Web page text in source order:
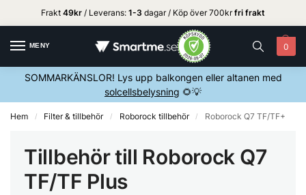
Frakt 49kr / Leverans: 1-3 dagar / Köp över 700krfri frakt
MENY 0
SOMMARKÄNSLOR! Lys upp balkongen eller altanen med
solcellsbelysning 🌻💡
Hem / Filter & tillbehör / Roborock tillbehör / Roborock Q7 TF/TF+
Tillbehör till Roborock Q7
TF/TF Plus